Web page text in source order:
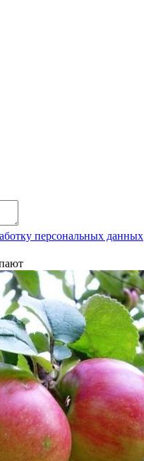
персональных данных